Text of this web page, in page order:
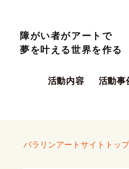
活動内容 活動
障がい者がアートで
夢を叶える世界を作る
パラリンアートサイトトップ